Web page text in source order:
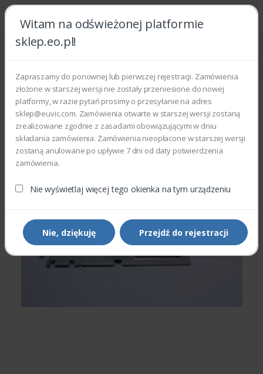
Witam na odświeżonej platformie
sklep.eo.pl!
Zapraszamy do ponownej lub pierwszej rejestracji. Zamówienia
złożone w starszej wersji nie zostały przeniesione do nowej
platformy, w razie pytań prosimy o przesyłanie na adres
sklep@euvic.com. Zamówienia otwarte w starszej wersji zostaną
zrealizowane zgodnie z zasadami obowiązującymi w dniu
składania zamówienia. Zamówienia nieopłacone w starszej wersji
zostaną anulowane po upływie 7 dni od daty potwierdzenia
zamówienia.
Nie wyświetlaj więcej tego okienka na tym urządzeniu
Nie, dziękuję Przejdź do rejestracji
Strona główna Części zamienne